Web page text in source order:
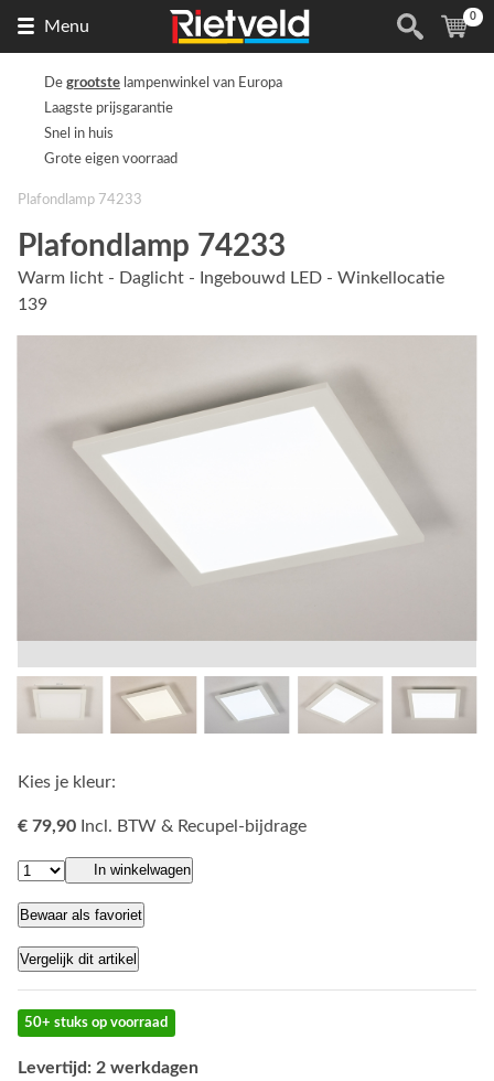
Menu
de
(
0
De grootste lampenwinkel van Europa
Laagste prijsgarantie
Snel in huis
Grote eigen voorraad
Plafondlamp 74233
Plafondlamp 74233
Warm licht - Daglicht - Ingebouwd LED - Winkellocatie
139
Kies je kleur:
€ 79,90 Incl. BTW & Recupel-bijdrage
In winkelwagen
Bewaar als favoriet
Vergelijk dit artikel
50+ stuks op voorraad
Levertijd: 2 werkdagen